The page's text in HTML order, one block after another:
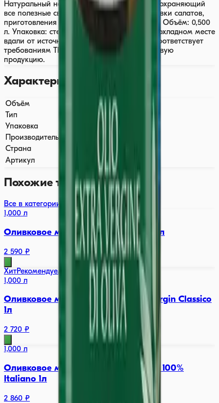
Натуральный насыщенный вкус и аромат, сохраняющий
все полезные свойства. Подходит для заправки салатов,
приготовления соусов, маринадов и жарки. Объём: 0,500
л. Упаковка: стекляная. Хранить в сухом прохладном месте
вдали от источников света и тепла. Товар соответствует
требованиям ТР ТС 024/2011 на масложировую
продукцию.
Характеристики
Объём
Тип
Нерафинированное
Упаковка
Производитель
Страна
Артикул
Похожие товары
Все в категории →
1,000 л
Оливковое масло Basso Refined oil 1л
2 590 ₽
ХитРекомендуем
1,000 л
Оливковое масло BARBERA Extra Virgin Classico
1л
2 720 ₽
1,000 л
Оливковое масло Basso Extra Virgin 100%
Italiano 1л
2 860 ₽